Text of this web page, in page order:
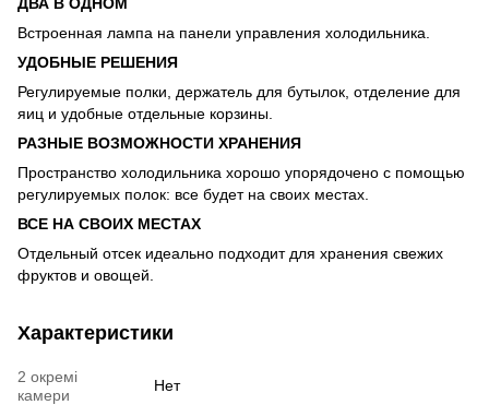
Встроенная лампа на панели управления холодильника.
УДОБНЫЕ РЕШЕНИЯ
Регулируемые полки, держатель для бутылок, отделение для
яиц и удобные отдельные корзины.
РАЗНЫЕ ВОЗМОЖНОСТИ ХРАНЕНИЯ
Пространство холодильника хорошо упорядочено с помощью
регулируемых полок: все будет на своих местах.
ВСЕ НА СВОИХ МЕСТАХ
Отдельный отсек идеально подходит для хранения свежих
фруктов и овощей.
Характеристики
2 окремі
камери
Нет